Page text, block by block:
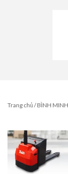
Trang chủ/BÌNH MINH